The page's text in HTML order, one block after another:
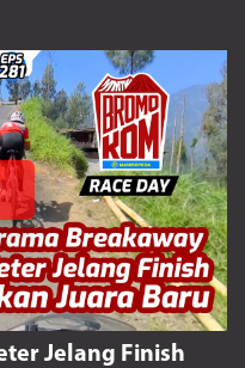
Jelang Finish